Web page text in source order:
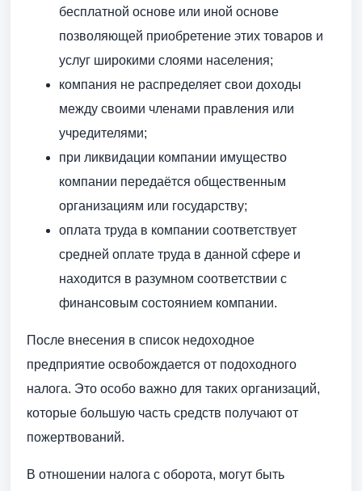
бесплатной основе или иной основе
позволяющей приобретение этих товаров и
услуг широкими слоями населения;
компания не распределяет свои доходы
между своими членами правления или
учредителями;
при ликвидации компании имущество
компании передаётся общественным
организациям или государству;
оплата труда в компании соответствует
средней оплате труда в данной сфере и
находится в разумном соответствии с
финансовым состоянием компании.
После внесения в список недоходное
предприятие освобождается от подоходного
налога. Это особо важно для таких организаций,
которые большую часть средств получают от
пожертвований.
В отношении налога с оборота, могут быть